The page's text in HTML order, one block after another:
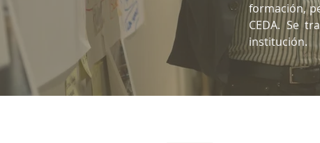
formación,
CEDA. Se
institución.